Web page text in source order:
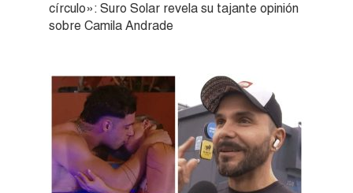
círculo»: Suro Solar revela su tajante opinión
sobre Camila Andrade